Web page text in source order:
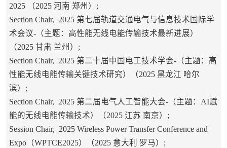
2025 （2025 河南 郑州）;
Section Chair, 2025 第七届轨道交通电气与信息技术国际学
术会议-（主题：高性能无线电能传输技术最新进展）
（2025 甘肃 兰州）;
Section Chair, 2025 第二十届中国电工技术学会-（主题：高
性能无线电能传输关键技术研究）（2025 黑龙江 哈尔
滨）;
Section Chair, 2025 第二届电气人工智能大会-（主题：AI赋
能的无线电能传输技术）（2025 江苏 南京）;
Session Chair, 2025 Wireless Power Transfer Conference and
Expo（WPTCE2025）（2025 意大利 罗马）;